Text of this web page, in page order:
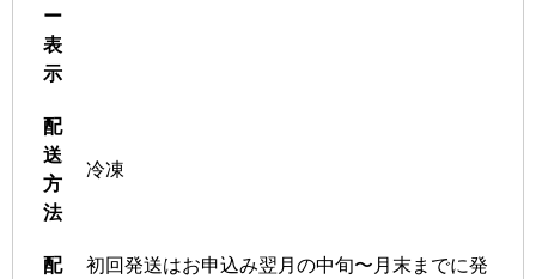
ー
表
示
配
送
方
法
冷凍
配
初回発送はお申込み翌月の中旬〜月末までに発